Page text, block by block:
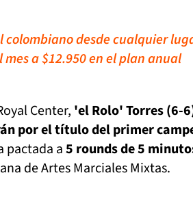
colombiano desde cualquier
a $12.950 en el plan anual
Center, 'el Rolo' Torres (6-
por el título del primer
pactada a5 rounds de 5
de Artes Marciales Mixtas.